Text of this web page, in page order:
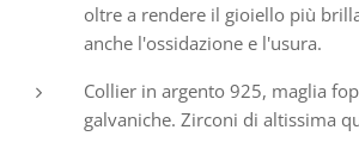
oltre a rendere il gioiello più
anche l'ossidazione e l'usura.
Collier in argento 925, maglia
galvaniche. Zirconi di altissima